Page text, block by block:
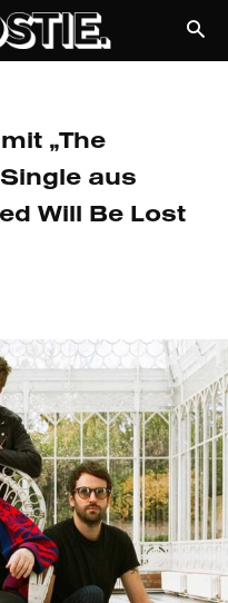
„The
aus
Will Be Lost